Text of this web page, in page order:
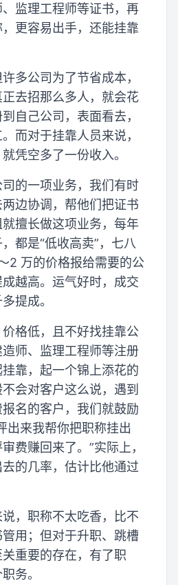
监理工程师等证书，再
更容易出手，还能挂靠
多公司为了节省成本，
去招那么多人，就会花
自己公司，表面看去，
而对于挂靠人员来说，
凭空多了一份收入。
的一项业务，我们有时
边协调，帮他们把证书
擅长做这项业务，每年
都是“低收高卖”，七八
2 万的价格报给需要的公
越高。运气好时，成交
提成。
格低，且不好找挂靠公
师、监理工程师等注册
靠，起一个锦上添花的
会对客户这么说，遇到
名的客户，我们就鼓励
出来我帮你把职称挂出
费赚回来了。”实际上，
的几率，估计比他通过
，职称不太吃香，比不
管用；但对于升职、跳槽
重要的存在，有了职
务。